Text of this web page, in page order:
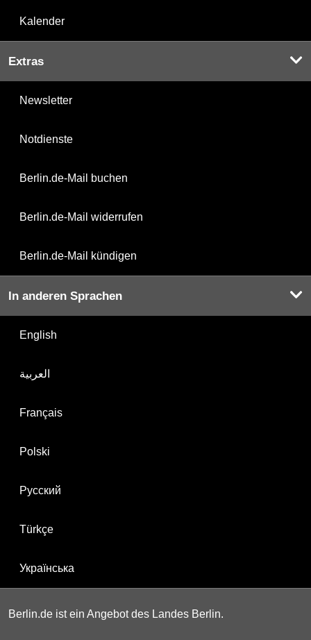
Kalender
Extras
Newsletter
Notdienste
Berlin.de-Mail buchen
Berlin.de-Mail widerrufen
Berlin.de-Mail kündigen
In anderen Sprachen
English
العربية
Français
Polski
Русский
Türkçe
Українська
Berlin.de ist ein Angebot des Landes Berlin.